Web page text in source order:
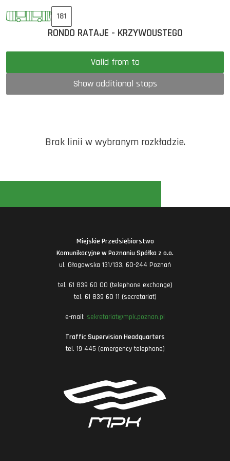
181
RONDO RATAJE - KRZYWOUSTEGO
Valid from to
Show additional stops
Brak linii w wybranym rozkładzie.
Miejskie Przedsiębiorstwo
Komunikacyjne w Poznaniu Spółka z o.o.
ul. Głogowska 131/133, 60-244 Poznań
tel. 61 839 60 00 (telephone exchange)
tel. 61 839 60 11 (secretariat)
e-mail: sekretariat@mpk.poznan.pl
Traffic Supervision Headquarters
tel. 19 445 (emergency telephone)